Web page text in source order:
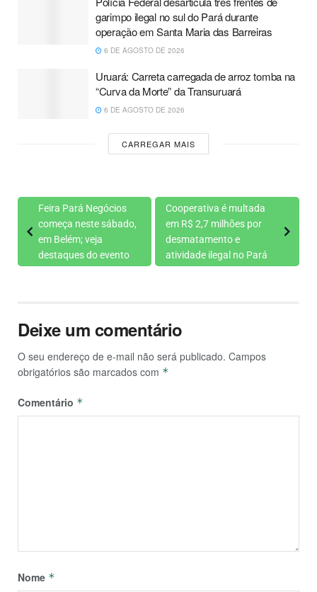
garimpo ilegal no sul do Pará durante
operação em Santa Maria das Barreiras
6 DE AGOSTO DE 2026
Uruará: Carreta carregada de arroz tomba na
“Curva da Morte” da Transuruará
6 DE AGOSTO DE 2026
CARREGAR MAIS
Feira Pará Negócios
começa neste sábado,
em Belém; veja
destaques do evento
Cooperativa é multada
em R$ 2,7 milhões por
desmatamento e
atividade ilegal no Pará
Deixe um comentário
O seu endereço de e-mail não será publicado. Campos
obrigatórios são marcados com *
Comentário *
Nome *